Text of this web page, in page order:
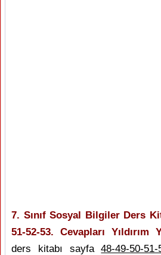
7. Sınıf Sosyal Bilgiler Ders
51-52-53. Cevapları Yıldırım
ders kitabı sayfa48-49-50-51-